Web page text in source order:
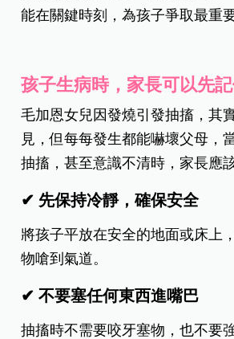
能在關鍵時刻，為孩子爭取最重
孩子生病時，家長可以先
毛加恩女兒因發燒引發抽搐，其
見，但每每發生都能嚇壞父母，
抽搐，甚至意識不清時，家長應
✔ 先保持冷靜，確保安全
將孩子平放在安全的地面或床上
物嗆到氣道。
✔ 不要塞任何東西進嘴巴
抽搐時不需要咬牙塞物，也不要